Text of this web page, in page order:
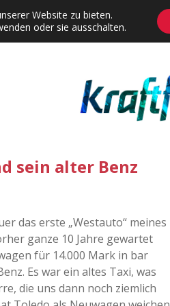
Adventskalender Dropdown-Menü öffnen
sein alter Benz
das erste „Westauto“ meines
ganze 10 Jahre gewartet
für 14.000 Mark in bar
Es war ein altes Taxi, was
die uns dann noch ziemlich
Website zu bieten.
oder sie ausschalten.